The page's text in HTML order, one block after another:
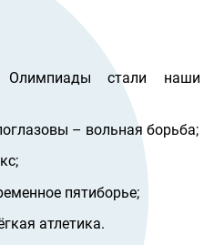
стали наши
– вольная борьба;
пятиборье;
атлетика.